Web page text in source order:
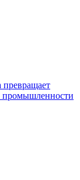
промышленности